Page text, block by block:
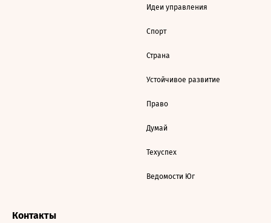
Идеи управления
Спорт
Страна
Устойчивое развитие
Право
Думай
Техуспех
Ведомости Юг
Контакты